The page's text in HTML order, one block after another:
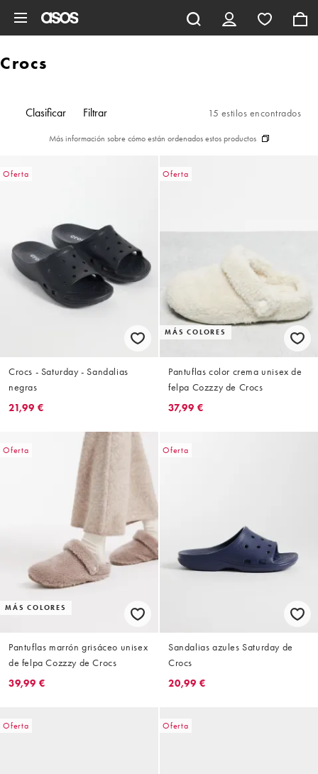
Crocs
Clasificar Filtrar 15 estilos encontrados
Más información sobre cómo están ordenados estos productos
Oferta
Crocs - Saturday - Sandalias
negras
21,99 €
Oferta
MÁS COLORES
Pantuflas color crema unisex de
felpa Cozzzy de Crocs
37,99 €
Oferta
MÁS COLORES
Pantuflas marrón grisáceo unisex
de felpa Cozzzy de Crocs
39,99 €
Oferta
Sandalias azules Saturday de
Crocs
20,99 €
Oferta Oferta